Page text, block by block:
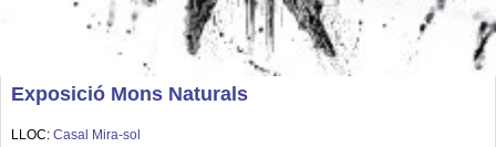
Exposició Mons Naturals
LLOC: Casal Mira-sol